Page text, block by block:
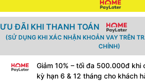
ƯU ĐÃI KHI THANH TOÁN
(SỬ DỤNG KHI XÁC NHẬN KHOẢN VAY TRÊN
CHÍNH)
Giảm 10% – tối đa 500.000đ khi
kỳ hạn 6 & 12 tháng cho khách